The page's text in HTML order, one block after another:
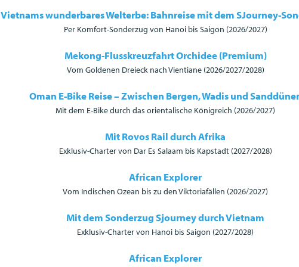
Vietnams wunderbares Welterbe: Bahnreise mit dem SJourney-
Per Komfort-Sonderzug von Hanoi bis Saigon (2026/2027)
Mekong-Flusskreuzfahrt Orchidee (Premium)
Vom Goldenen Dreieck nach Vientiane (2026/2027/2028)
Oman E-Bike Reise – Zwischen Bergen, Wadis und
Mit dem E-Bike durch das orientalische Königreich (2026/2027)
Mit Rovos Rail durch Afrika
Exklusiv-Charter von Dar Es Salaam bis Kapstadt (2027/2028)
African Explorer
Vom Indischen Ozean bis zu den Viktoriafällen (2026/2027)
Mit dem Sonderzug Sjourney durch Vietnam
Exklusiv-Charter von Hanoi bis Saigon (2027/2028)
African Explorer